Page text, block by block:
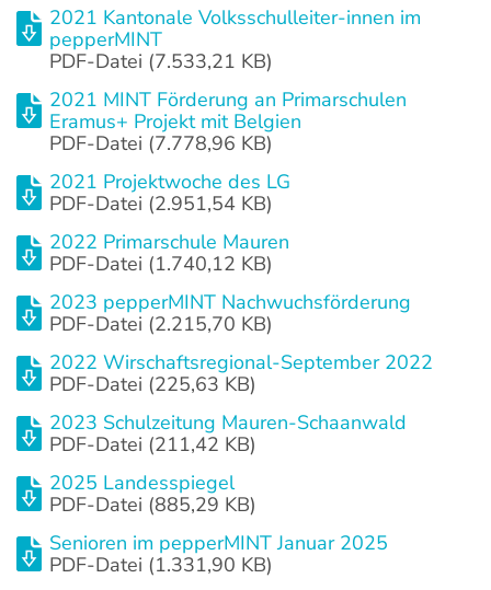
2021 Kantonale Volksschulleiter-innen im
pepperMINT
PDF-Datei (7.533,21 KB)
2021 MINT Förderung an Primarschulen
Eramus+ Projekt mit Belgien
PDF-Datei (7.778,96 KB)
2021 Projektwoche des LG
PDF-Datei (2.951,54 KB)
2022 Primarschule Mauren
PDF-Datei (1.740,12 KB)
2023 pepperMINT Nachwuchsförderung
PDF-Datei (2.215,70 KB)
2022 Wirschaftsregional-September 2022
PDF-Datei (225,63 KB)
2023 Schulzeitung Mauren-Schaanwald
PDF-Datei (211,42 KB)
2025 Landesspiegel
PDF-Datei (885,29 KB)
Senioren im pepperMINT Januar 2025
PDF-Datei (1.331,90 KB)